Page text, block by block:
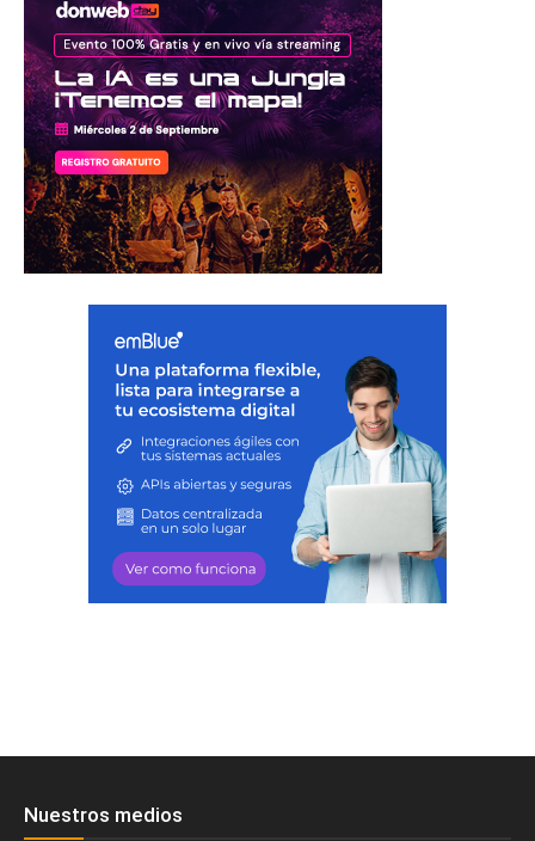
Nuestros medios